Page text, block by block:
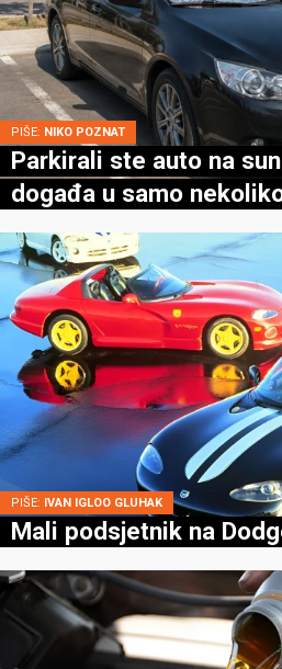
PIŠE: NIKO POZNAT
Parkirali ste auto na
događa u samo
PIŠE: IVAN IGLOO GLUHAK
Mali podsjetnik na